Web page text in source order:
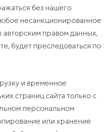
без нашего
несанкционированное
правом данных,
будет преследоваться по
и временное
страниц сайта только с
персональном
или хранение